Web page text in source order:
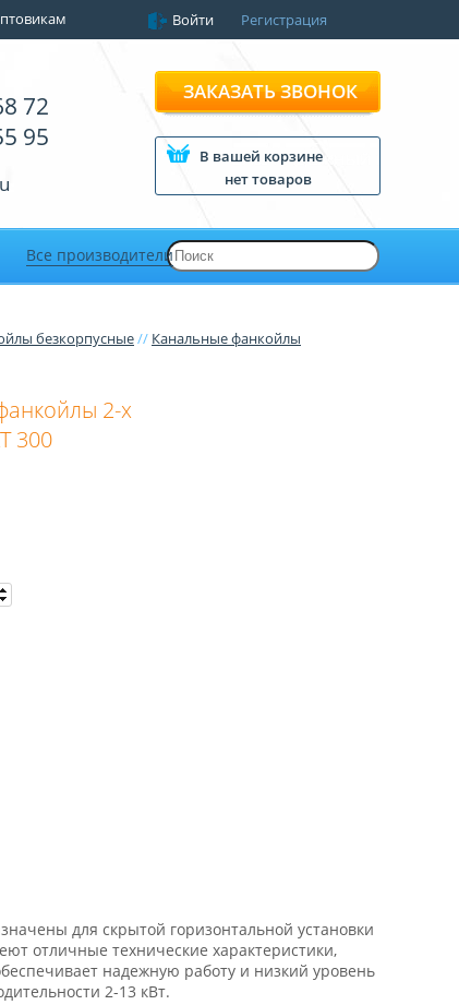
Войти Регистрация
72
95
ЗАКАЗАТЬ ЗВОНОК
В вашей корзине
нет товаров
Все производители
безкорпусные// Канальные фанкойлы
2-х
300
для скрытой горизонтальной установки
отличные технические характеристики,
надежную работу и низкий уровень
2-13 кВт.